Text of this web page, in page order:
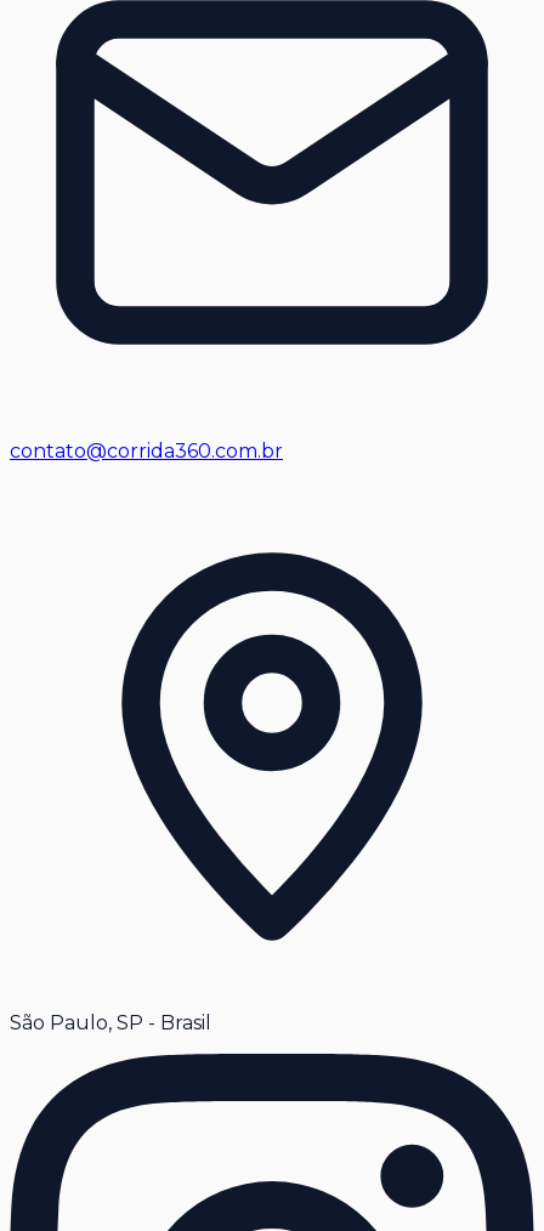
contato@corrida360.com.br
São Paulo, SP - Brasil